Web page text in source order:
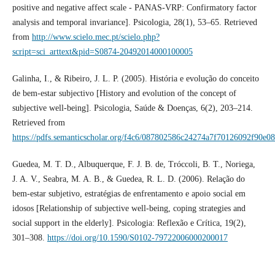
positive and negative affect scale - PANAS-VRP: Confirmatory factor
analysis and temporal invariance]. Psicologia, 28(1), 53–65. Retrieved
from http://www.scielo.mec.pt/scielo.php?
script=sci_arttext&pid=S0874-20492014000100005
Galinha, I., & Ribeiro, J. L. P. (2005). História e evolução do conceito
de bem-estar subjectivo [History and evolution of the concept of
subjective well-being]. Psicologia, Saúde & Doenças, 6(2), 203–214.
Retrieved from
https://pdfs.semanticscholar.org/f4c6/
Guedea, M. T. D., Albuquerque, F. J. B. de, Tróccoli, B. T., Noriega,
J. A. V., Seabra, M. A. B., & Guedea, R. L. D. (2006). Relação do
bem-estar subjetivo, estratégias de enfrentamento e apoio social em
idosos [Relationship of subjective well-being, coping strategies and
social support in the elderly]. Psicologia: Reflexão e Crítica, 19(2),
301–308. https://doi.org/10.1590/S0102-79722006000200017